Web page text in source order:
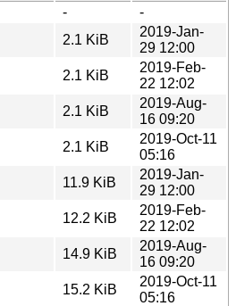
-
-
2.1 KiB
2019-Jan-
29 12:00
2.1 KiB
2019-Feb-
22 12:02
2.1 KiB
2019-Aug-
16 09:20
2.1 KiB
2019-Oct-11
05:16
11.9 KiB
2019-Jan-
29 12:00
12.2 KiB
2019-Feb-
22 12:02
14.9 KiB
2019-Aug-
16 09:20
15.2 KiB
2019-Oct-11
05:16